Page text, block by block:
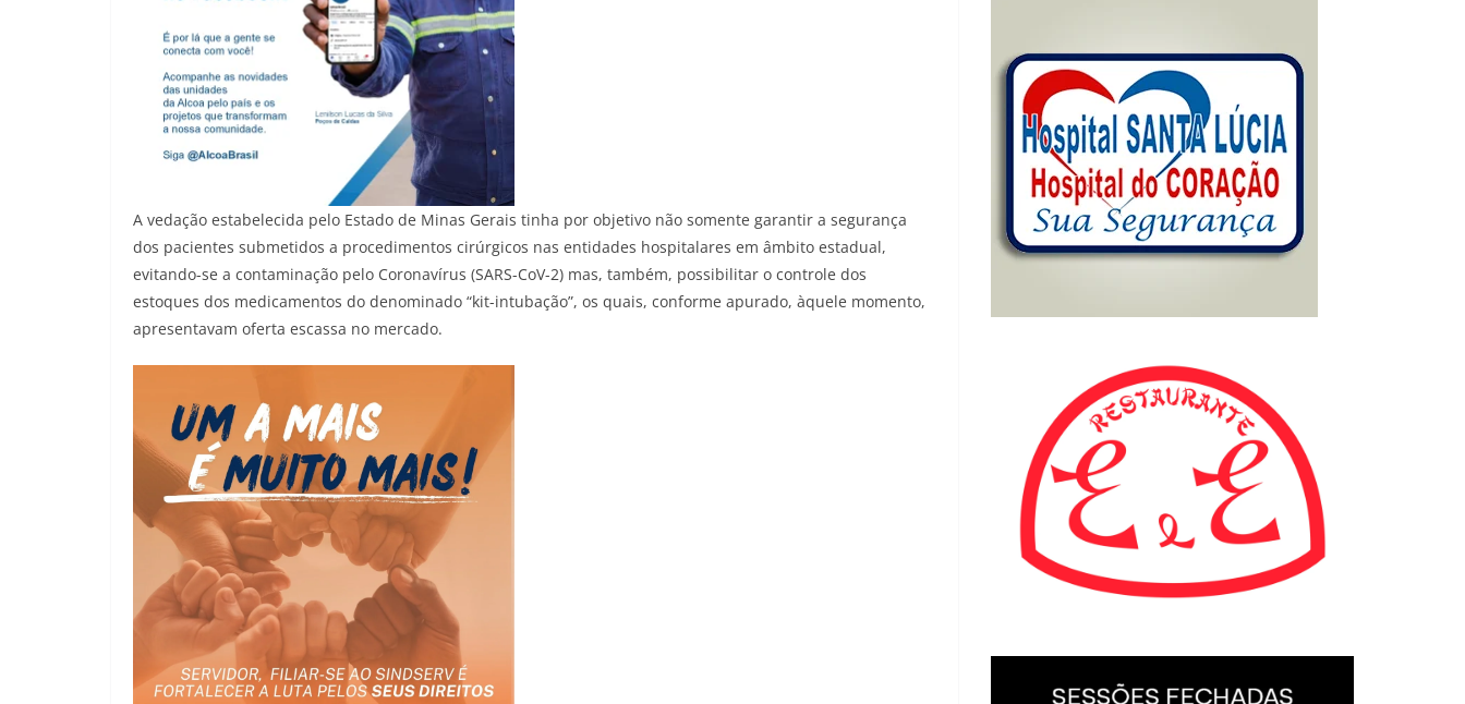
A vedação estabelecida pelo Estado de Minas Gerais tinha por objetivo não somente garantir a segurança
dos pacientes submetidos a procedimentos cirúrgicos nas entidades hospitalares em âmbito estadual,
evitando-se a contaminação pelo Coronavírus (SARS-CoV-2) mas, também, possibilitar o controle dos
estoques dos medicamentos do denominado “kit-intubação”, os quais, conforme apurado, àquele momento,
apresentavam oferta escassa no mercado.